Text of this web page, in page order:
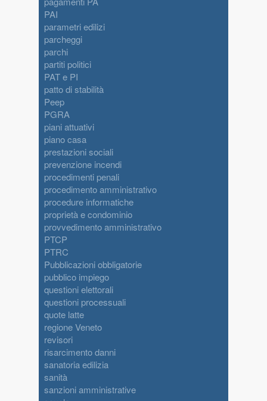
PAI
parametri edilizi
parcheggi
parchi
partiti politici
PAT e PI
patto di stabilità
Peep
PGRA
piani attuativi
piano casa
prestazioni sociali
prevenzione incendi
procedimenti penali
procedimento amministrativo
procedure informatiche
proprietà e condominio
provvedimento amministrativo
PTCP
PTRC
Pubblicazioni obbligatorie
pubblico impiego
questioni elettorali
questioni processuali
quote latte
regione Veneto
revisori
risarcimento danni
sanatoria edilizia
sanità
sanzioni amministrative